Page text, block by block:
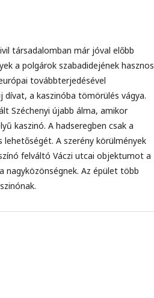
társadalomban már jóval előbb
a polgárok szabadidejének hasznos
továbbterjedésével
a kaszinóba tömörülés vágya.
Széchenyi újabb álma, amikor
kaszinó. A hadseregben csak a
A szerény körülmények
felváltó Váczi utcai objektumot a
Az épület több